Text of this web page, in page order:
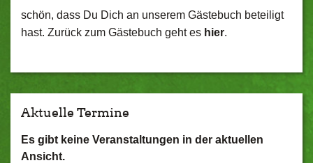
schön, dass Du Dich an unserem Gästebuch beteiligt
hast. Zurück zum Gästebuch geht es hier.
Aktuelle Termine
Es gibt keine Veranstaltungen in der aktuellen
Ansicht.